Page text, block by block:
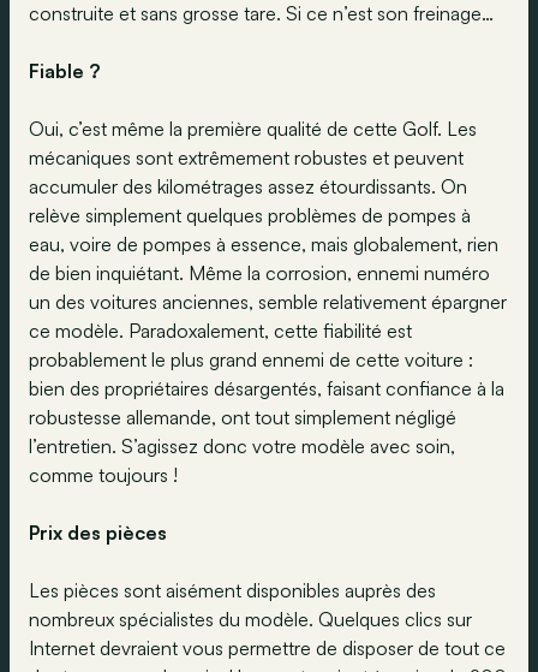
construite et sans grosse tare. Si ce n’est son freinage…
Fiable ?
Oui, c’est même la première qualité de cette Golf. Les
mécaniques sont extrêmement robustes et peuvent
accumuler des kilométrages assez étourdissants. On
relève simplement quelques problèmes de pompes à
eau, voire de pompes à essence, mais globalement, rien
de bien inquiétant. Même la corrosion, ennemi numéro
un des voitures anciennes, semble relativement épargner
ce modèle. Paradoxalement, cette fiabilité est
probablement le plus grand ennemi de cette voiture :
bien des propriétaires désargentés, faisant confiance à la
robustesse allemande, ont tout simplement négligé
l’entretien. S’agissez donc votre modèle avec soin,
comme toujours !
Prix des pièces
Les pièces sont aisément disponibles auprès des
nombreux spécialistes du modèle. Quelques clics sur
Internet devraient vous permettre de disposer de tout ce